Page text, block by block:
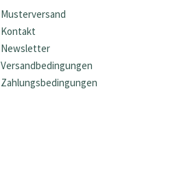
Musterversand
Kontakt
Newsletter
Versandbedingungen
Zahlungsbedingungen